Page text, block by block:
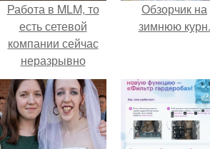
Работа в MLM, то
есть сетевой
компании сейчас
неразрывно
связана с создание
своего контента,
своей страницы в
соц сетях.
Обзорчик на
зимнюю курн.